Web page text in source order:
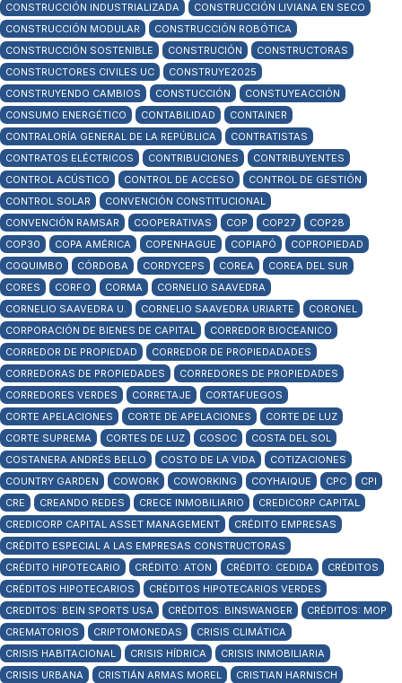
CONSTRUCCIÓN INDUSTRIALIZADA
CONSTRUCCIÓN LIVIANA EN SECO
CONSTRUCCIÓN MODULAR
CONSTRUCCIÓN ROBÓTICA
CONSTRUCCIÓN SOSTENIBLE
CONSTRUCIÓN
CONSTRUCTORAS
CONSTRUCTORES CIVILES UC
CONSTRUYE2025
CONSTRUYENDO CAMBIOS
CONSTUCCIÓN
CONSTUYEACCIÓN
CONSUMO ENERGÉTICO
CONTABILIDAD
CONTAINER
CONTRALORÍA GENERAL DE LA REPÚBLICA
CONTRATISTAS
CONTRATOS ELÉCTRICOS
CONTRIBUCIONES
CONTRIBUYENTES
CONTROL ACÚSTICO
CONTROL DE ACCESO
CONTROL DE GESTIÓN
CONTROL SOLAR
CONVENCIÓN CONSTITUCIONAL
CONVENCIÓN RAMSAR
COOPERATIVAS COP COP27
COP28
COP30
COPA AMÉRICA COPENHAGUE COPIAPÓ
COPROPIEDAD
COQUIMBO
CÓRDOBA CORDYCEPS COREA
COREA DEL SUR
CORES
CORFO CORMA
CORNELIO SAAVEDRA
CORNELIO SAAVEDRA U.
CORNELIO SAAVEDRA URIARTE
CORONEL
CORPORACIÓN DE BIENES DE CAPITAL
CORREDOR BIOCEANICO
CORREDOR DE PROPIEDAD
CORREDOR DE PROPIEDADADES
CORREDORAS DE PROPIEDADES
CORREDORES DE PROPIEDADES
CORREDORES VERDES
CORRETAJE
CORTAFUEGOS
CORTE APELACIONES
CORTE DE APELACIONES
CORTE DE LUZ
CORTE SUPREMA
CORTES DE LUZ COSOC
COSTA DEL SOL
COSTANERA ANDRÉS BELLO
COSTO DE LA VIDA
COTIZACIONES
COUNTRY GARDEN
COWORK COWORKING COYHAIQUE CPC
CPI
CRE
CREANDO REDES CRECE INMOBILIARIO
CREDICORP CAPITAL
CREDICORP CAPITAL ASSET MANAGEMENT
CRÉDITO EMPRESAS
CRÉDITO ESPECIAL A LAS EMPRESAS CONSTRUCTORAS
CRÉDITO HIPOTECARIO
CRÉDITO: ATON CRÉDITO: CEDIDA
CRÉDITOS
CRÉDITOS HIPOTECARIOS
CRÉDITOS HIPOTECARIOS VERDES
CREDITOS: BEIN SPORTS USA
CRÉDITOS: BINSWANGER
CRÉDITOS: MOP
CREMATORIOS
CRIPTOMONEDAS
CRISIS CLIMÁTICA
CRISIS HABITACIONAL
CRISIS HÍDRICA
CRISIS INMOBILIARIA
CRISIS URBANA
CRISTIÁN ARMAS MOREL
CRISTIAN HARNISCH